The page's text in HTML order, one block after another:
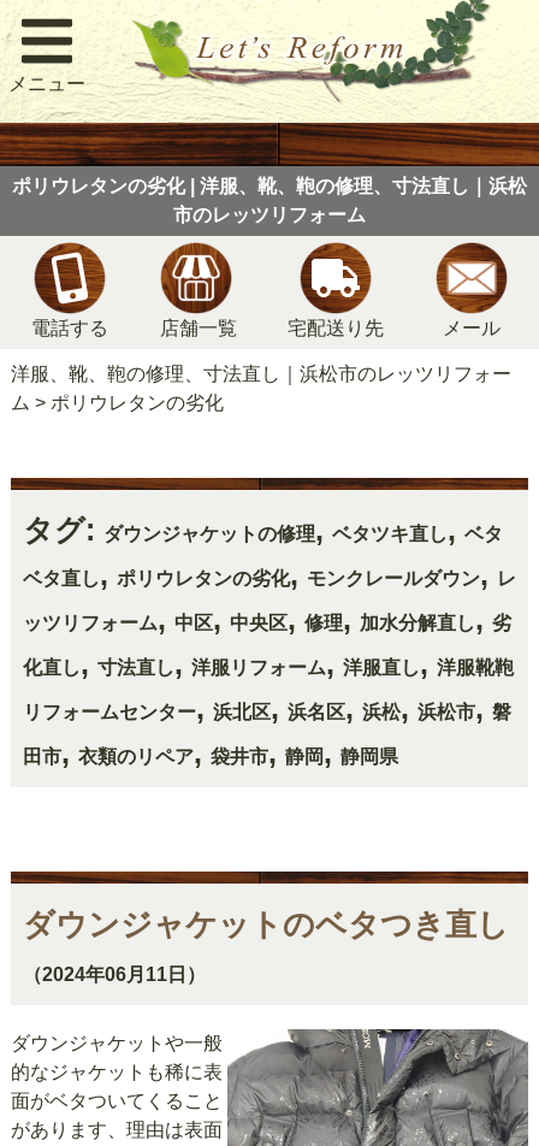
メニュー
ポリウレタンの劣化 | 洋服、靴、鞄の修理、寸法直し｜浜松
市のレッツリフォーム
電話する 店舗一覧 宅配送り先 メール
洋服、靴、鞄の修理、寸法直し｜浜松市のレッツリフォー
ム > ポリウレタンの劣化
タグ: ダウンジャケットの修理, ベタツキ直し, ベタ
ベタ直し, ポリウレタンの劣化, モンクレールダウン, レ
ッツリフォーム, 中区, 中央区, 修理, 加水分解直し, 劣
化直し, 寸法直し, 洋服リフォーム, 洋服直し, 洋服靴鞄
リフォームセンター, 浜北区, 浜名区, 浜松, 浜松市, 磐
田市, 衣類のリペア, 袋井市, 静岡, 静岡県
ダウンジャケットのベタつき直し
（2024年06月11日）
ダウンジャケットや一般
的なジャケットも稀に表
面がベタついてくること
があります、理由は表面